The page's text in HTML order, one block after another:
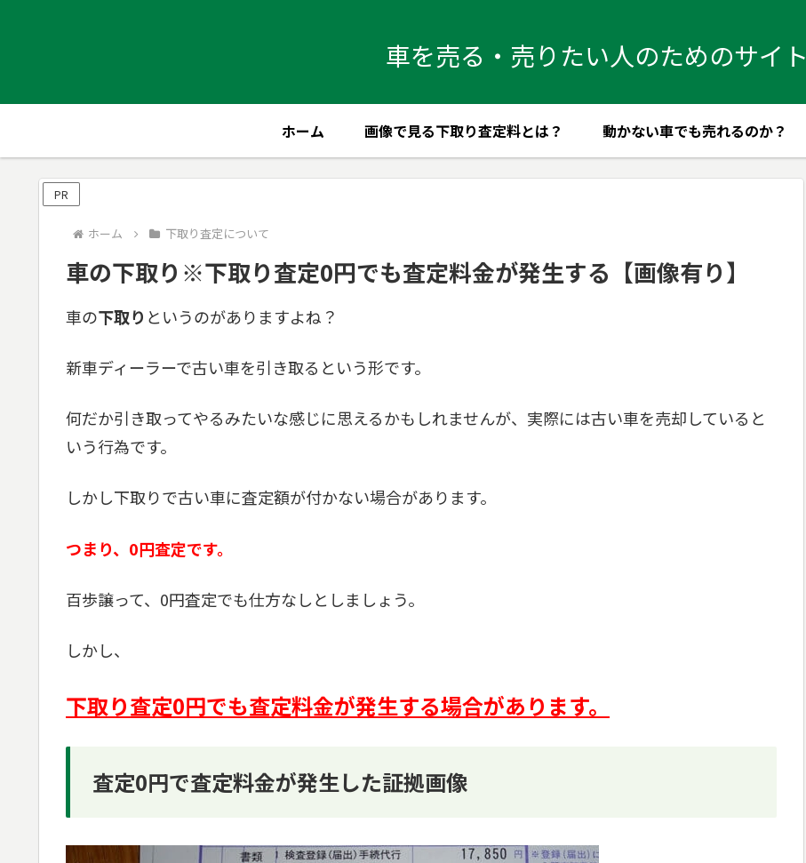
車を売る・売りたい人のためのサイト
ホーム 画像で見る下取り査定料とは？ 動かない車でも売れるのか？
PR
ホーム 下取り査定について
車の下取り※下取り査定0円でも査定料金が発生する【画像有り】
車の下取り というのがありますよね？
新車ディーラーで古い車を引き取るという形です。
何だか引き取ってやるみたいな感じに思えるかもしれませんが、実際には古い車を売却していると
いう行為です。
しかし下取りで古い車に査定額が付かない場合があります。
つまり、0円査定です。
百歩譲って、0円査定でも仕方なしとしましょう。
しかし、
下取り査定0円でも査定料金が発生する場合があります。
査定0円で査定料金が発生した証拠画像